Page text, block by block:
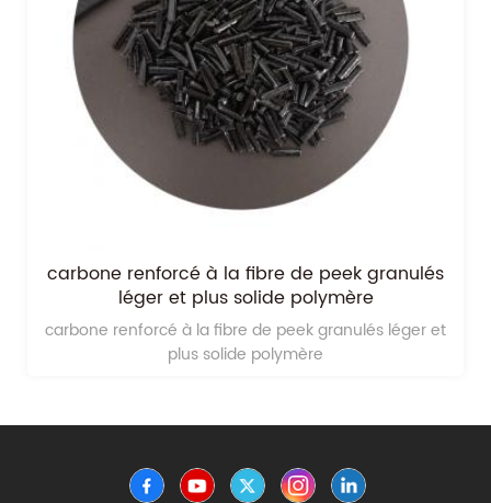
carbone renforcé à la fibre de peek granulés
léger et plus solide polymère
carbone renforcé à la fibre de peek granulés léger et
plus solide polymère